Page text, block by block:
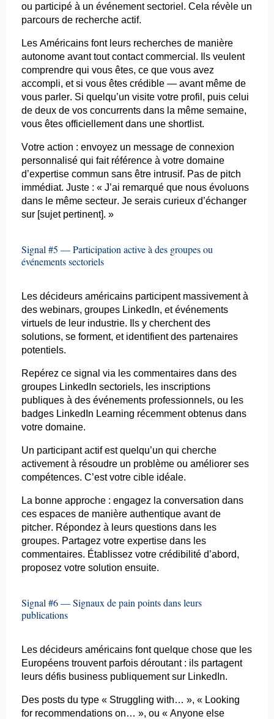
ou participé à un événement sectoriel. Cela révèle un
parcours de recherche actif.
Les Américains fontleurs recherches de manière
autonome avant tout contact commercial. Ils veulent
comprendre qui vous êtes, ce que vous avez
accompli, et si vous êtes crédible — avant même de
vous parler. Si quelqu’un visite votre profil, puis celui
de deux de vos concurrents dans la même semaine,
vous êtes officiellement dans une shortlist.
Votre action : envoyez un message de connexion
personnalisé qui fait référence à votre domaine
d’expertise commun sans être intrusif. Pas de pitch
immédiat. Juste : « J’ai remarqué que nous évoluons
dans le même secteur. Je serais curieux d’échanger
sur [sujet pertinent]. »
Signal #5 — Participation active à des groupes ou
événements sectoriels
Les décideurs américains participent massivement à
des webinars, groupes LinkedIn, et événements
virtuels de leur industrie. Ils y cherchent des
solutions, se forment, et identifient des partenaires
potentiels.
Repérez ce signal via les commentaires dans des
groupes LinkedIn sectoriels, les inscriptions
publiques à des événements professionnels, ou les
badges LinkedIn Learning récemment obtenus dans
votre domaine.
Un participant actif est quelqu’un qui cherche
activement à résoudre un problème ou améliorer ses
compétences. C’est votre cible idéale.
La bonne approche : engagez la conversation dans
ces espaces de manière authentique avant de
pitcher. Répondez à leurs questions dans les
groupes. Partagez votre expertise dans les
commentaires. Établissez votre crédibilité d’abord,
proposez votre solution ensuite.
Signal #6 — Signaux de pain points dans leurs
publications
Les décideurs américains font quelque chose que les
Européens trouvent parfois déroutant : ils partagent
leurs défis business publiquement sur LinkedIn.
Des postsdu type « Struggling with… », « Looking
for recommendationson… », ou « Anyone else